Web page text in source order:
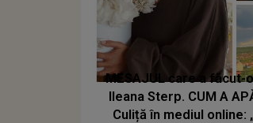
MESAJUL care a făcut-
Ileana Sterp. CUM A
Culiță în mediul online: